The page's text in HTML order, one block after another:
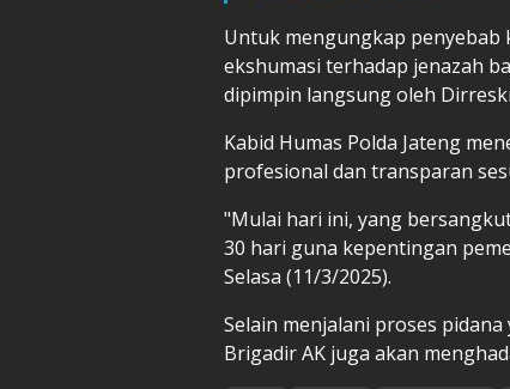
Untuk mengungkap penyebab
ekshumasi terhadap jenazah
dipimpin langsung oleh
Kabid Humas Polda Jateng
profesional dan transparan
"Mulai hari ini, yang
30 hari guna kepentingan
Selasa (11/3/2025).
Selain menjalani proses
Brigadir AK juga akan